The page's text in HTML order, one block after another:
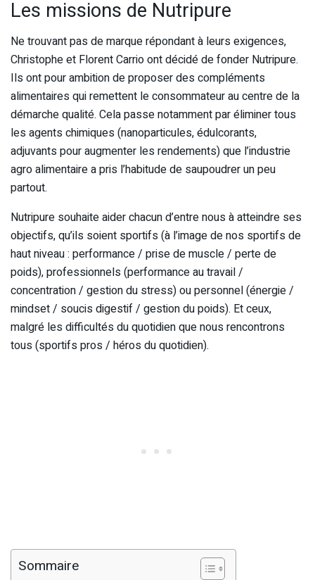
Les missions de Nutripure
Ne trouvant pas de marque répondant à leurs exigences,
Christophe et Florent Carrio ont décidé de fonder Nutripure.
Ils ont pour ambition de proposer des compléments
alimentaires qui remettent le consommateur au centre de la
démarche qualité. Cela passe notamment par éliminer tous
les agents chimiques (nanoparticules, édulcorants,
adjuvants pour augmenter les rendements) que l’industrie
agro alimentaire a pris l’habitude de saupoudrer un peu
partout.
Nutripure souhaite aider chacun d’entre nous à atteindre ses
objectifs, qu’ils soient sportifs (à l’image de nos sportifs de
haut niveau : performance / prise de muscle / perte de
poids), professionnels (performance au travail /
concentration / gestion du stress) ou personnel (énergie /
mindset / soucis digestif / gestion du poids). Et ceux,
malgré les difficultés du quotidien que nous rencontrons
tous (sportifs pros / héros du quotidien).
Sommaire